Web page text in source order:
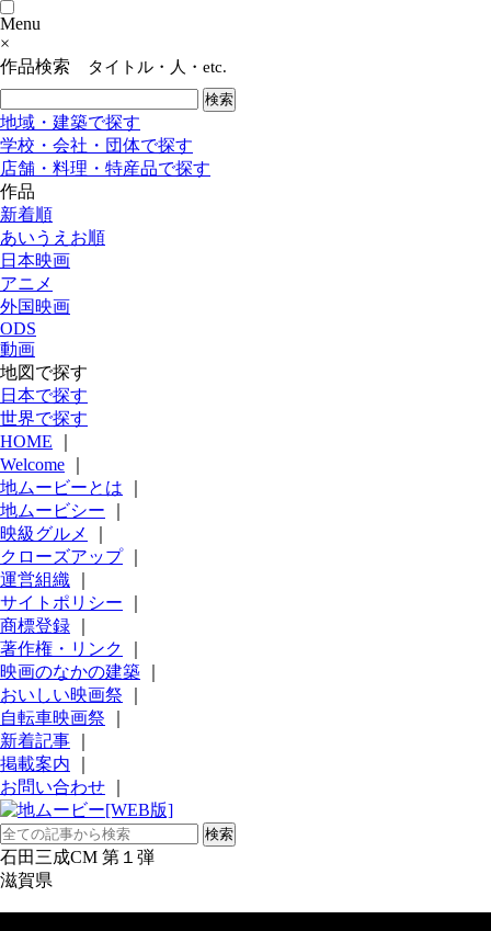
Menu
×
作品検索
タイトル・人・etc.
地域・建築で探す
学校・会社・団体で探す
店舗・料理・特産品で探す
作品
新着順
あいうえお順
日本映画
アニメ
外国映画
ODS
動画
地図で探す
日本で探す
世界で探す
HOME
Welcome
地ムービーとは
地ムービシー
映級グルメ
クローズアップ｜
運営組織
サイトポリシー
商標登録
著作権・リンク
映画のなかの建築
おいしい映画祭
自転車映画祭
新着記事
掲載案内
お問い合わせ
石田三成CM 第１弾
滋賀県